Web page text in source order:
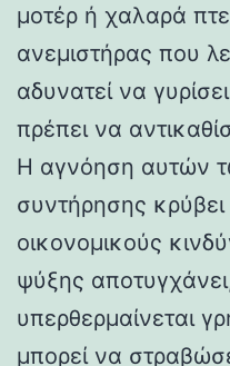
μοτέρ ή χαλαρά
ανεμιστήρας που
αδυνατεί να
πρέπει να
Η αγνόηση αυτών
συντήρησης
οικονομικούς
ψύξης
υπερθερμαίνεται
μπορεί να